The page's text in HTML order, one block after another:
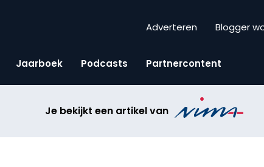
Adverteren Blogger
Jaarboek Podcasts Partnercontent
Je bekijkt een artikel van